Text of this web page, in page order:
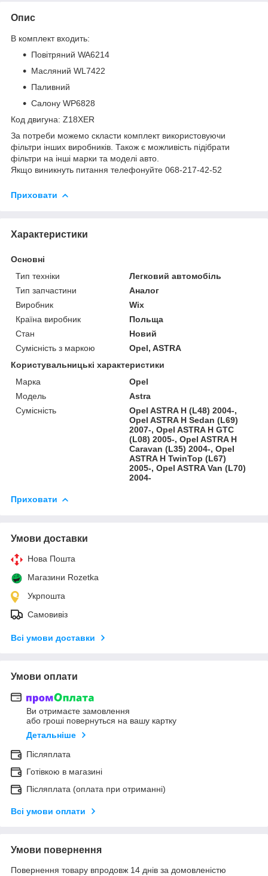
Опис
В комплект входить:
Повітряний WA6214
Масляний WL7422
Паливний
Салону WP6828
Код двигуна: Z18XER
За потреби можемо скласти комплект використовуючи
фільтри інших виробників. Також є можливість підібрати
фільтри на інші марки та моделі авто.
Якщо виникнуть питання телефонуйте 068-217-42-52
Приховати
Характеристики
Основні
Тип техніки
Легковий автомобіль
Тип запчастини
Аналог
Виробник
Wix
Країна виробник
Польща
Стан
Новий
Сумісність з маркою
Opel, ASTRA
Користувальницькі характеристики
Марка
Opel
Модель
Astra
Сумісність
Opel ASTRA H (L48) 2004-,
Opel ASTRA H Sedan (L69)
2007-, Opel ASTRA H GTC
(L08) 2005-, Opel ASTRA H
Caravan (L35) 2004-, Opel
ASTRA H TwinTop (L67)
2005-, Opel ASTRA Van (L70)
2004-
Приховати
Умови доставки
Нова Пошта
Магазини Rozetka
Укрпошта
Самовивіз
Всі умови доставки
Умови оплати
Ви отримаєте замовлення
або гроші повернуться на вашу картку
Детальніше
Післяплата
Готівкою в магазині
Післяплата (оплата при отриманні)
Всі умови оплати
Умови повернення
Повернення товару впродовж 14 днів за домовленістю